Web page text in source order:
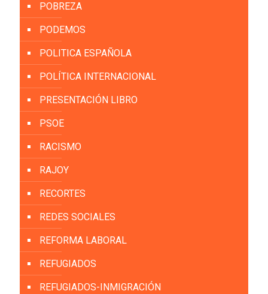
POBREZA
PODEMOS
POLITICA ESPAÑOLA
POLÍTICA INTERNACIONAL
PRESENTACIÓN LIBRO
PSOE
RACISMO
RAJOY
RECORTES
REDES SOCIALES
REFORMA LABORAL
REFUGIADOS
REFUGIADOS-INMIGRACIÓN